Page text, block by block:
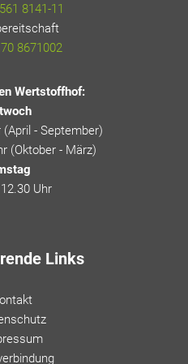
8141-11
8671002
Wertstoffhof:
(April - September)
(Oktober - März)
Uhr
Links